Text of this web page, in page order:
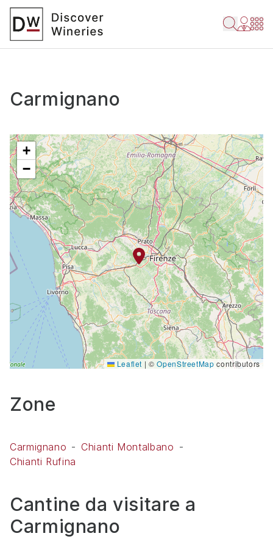
Carmignano
+
−
Leaflet | ©OpenStreetMap contributors
Zone
Carmignano
Chianti Montalbano
Chianti Rufina
Cantine da visitare a
Carmignano